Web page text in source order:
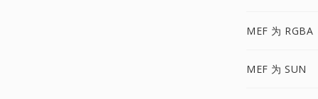
MEF 为 RGBA
MEF 为 SUN